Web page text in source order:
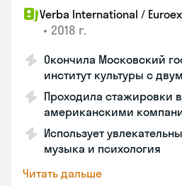
Verba International /
• 2018 г.
Окончила Московский
институт культуры с
Проходила стажировки
американскими
Использует
музыка и психология
Читать дальше